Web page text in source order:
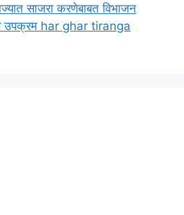
साजरा करणेबाबत विभाजन
उपक्रम har ghar tiranga